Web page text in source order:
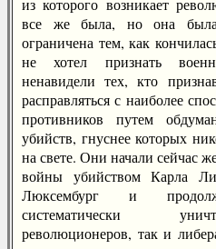
из которого возникает
все же была, но она была
ограничена тем, как
не хотел признать
ненавидели тех, кто
расправляться с наиболее
противников путем
убийств, гнуснее которых
на свете. Они начали сейчас
войны убийством Карла
Люксембург и
систематически
революционеров, так и